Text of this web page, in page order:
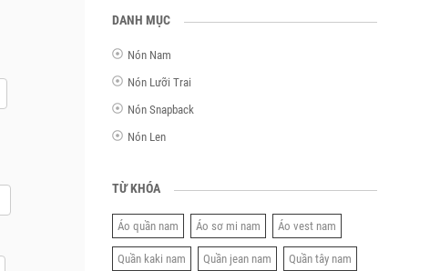
DANH MỤC
Nón Nam
Nón Lưỡi Trai
Nón Snapback
Nón Len
TỪ KHÓA
Áo quần nam Áo sơ mi nam Áo vest nam
Quần kaki nam Quần jean nam Quần tây nam